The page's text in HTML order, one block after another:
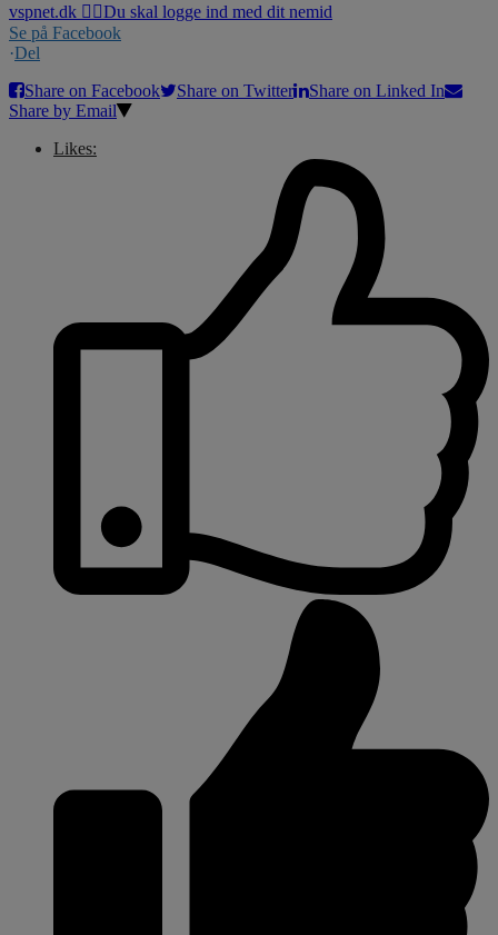
Se på Facebook
·Del
Share on Facebook
Share on Twitter
Share on Linked In
Share by Email
Likes: